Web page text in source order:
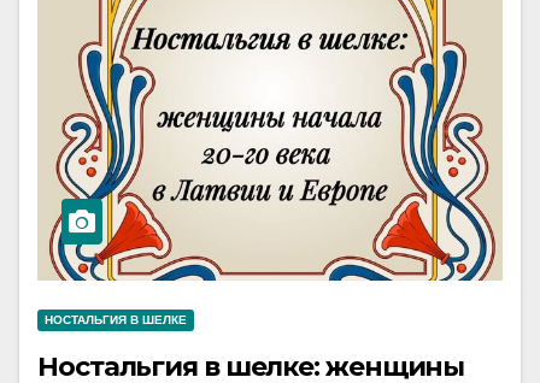
НОСТАЛЬГИЯ В ШЕЛКЕ
Ностальгия в шелке: женщины